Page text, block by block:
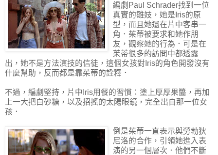
編劇Paul Schrader找到一位
真實的雛妓，她是Iris的原
型，而且她還在片中客串一
角．茱蒂被要求和她作朋
友，觀察她的行為．可是在
茱蒂很多的訪問中都透露
出，她不是方法演技的信徒，這個女孩對Iris的角色開發沒有
什麼幫助，反而都是靠茱蒂的詮釋．
不過，編劇堅持，片中Iris用餐的習慣：塗上厚厚果醬，再加
上一大把白砂糖，以及招搖的太陽眼鏡，完全出自那一位女
孩．
倒是茱蒂一直表示與勞勃狄
尼洛的合作，引領她進入表
演的另一個層次．他們不斷